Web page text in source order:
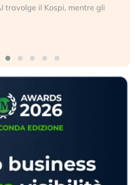
travolge il Kospi, mentre gli